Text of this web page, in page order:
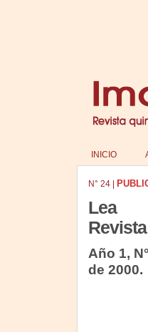
INICIO
N° 24|
Lea
Año 1,
de 2000.